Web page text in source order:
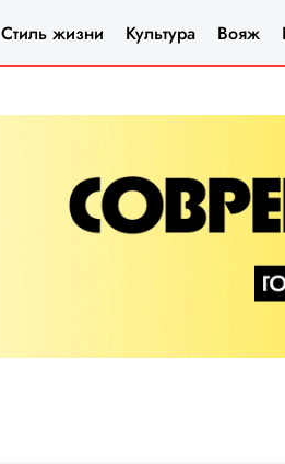
Стиль жизни Культура Вояж